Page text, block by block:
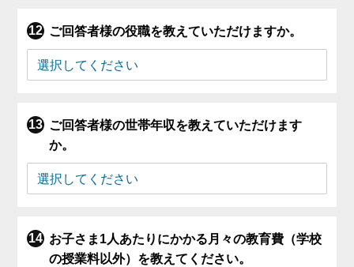
ご回答者様の役職を教えていただけますか。
ご回答者様の世帯年収を教えていただけます
か。
お子さま1人あたりにかかる月々の教育費（学校
の授業料以外）を教えてください。